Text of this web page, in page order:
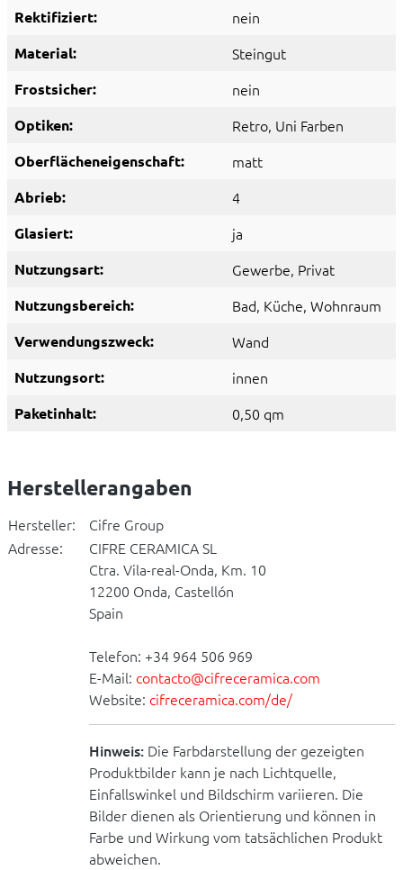
Rektifiziert: nein
Material: Steingut
Frostsicher: nein
Optiken: Retro, Uni Farben
Oberflächeneigenschaft: matt
Abrieb: 4
Glasiert: ja
Nutzungsart: Gewerbe, Privat
Nutzungsbereich: Bad, Küche, Wohnraum
Verwendungszweck: Wand
Nutzungsort: innen
Paketinhalt: 0,50 qm
Herstellerangaben
Hersteller:
Cifre Group
Adresse:
CIFRE CERAMICA SL
Ctra. Vila-real-Onda, Km. 10
12200 Onda, Castellón
Spain
Telefon: +34 964 506 969
E-Mail: contacto@cifreceramica.com
Website: cifreceramica.com/de/
Hinweis: Die Farbdarstellung der gezeigten
Produktbilder kann je nach Lichtquelle,
Einfallswinkel und Bildschirm variieren. Die
Bilder dienen als Orientierung und können in
Farbe und Wirkung vom tatsächlichen Produkt
abweichen.